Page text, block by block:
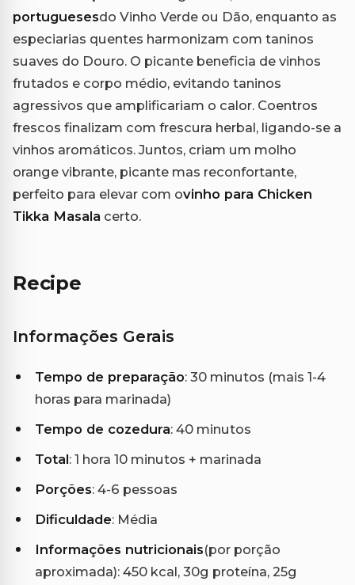
portuguesesdo Vinho Verde ou Dão, enquanto as
especiarias quentes harmonizam com taninos
suaves do Douro. O picante beneficia de vinhos
frutados e corpo médio, evitando taninos
agressivos que amplificariam o calor. Coentros
frescos finalizam com frescura herbal, ligando-se a
vinhos aromáticos. Juntos, criam um molho
orange vibrante, picante mas reconfortante,
perfeito para elevar com ovinho para Chicken
Tikka Masala certo.
Recipe
Informações Gerais
Tempo de preparação: 30 minutos (mais 1-4
horas para marinada)
Tempo de cozedura: 40 minutos
Total: 1 hora 10 minutos + marinada
Porções: 4-6 pessoas
Dificuldade: Média
Informações nutricionais(por porção
aproximada): 450 kcal, 30g proteína, 25g